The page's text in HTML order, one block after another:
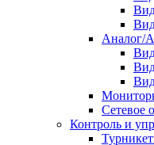
Аналог/
Сетевое
Контроль и